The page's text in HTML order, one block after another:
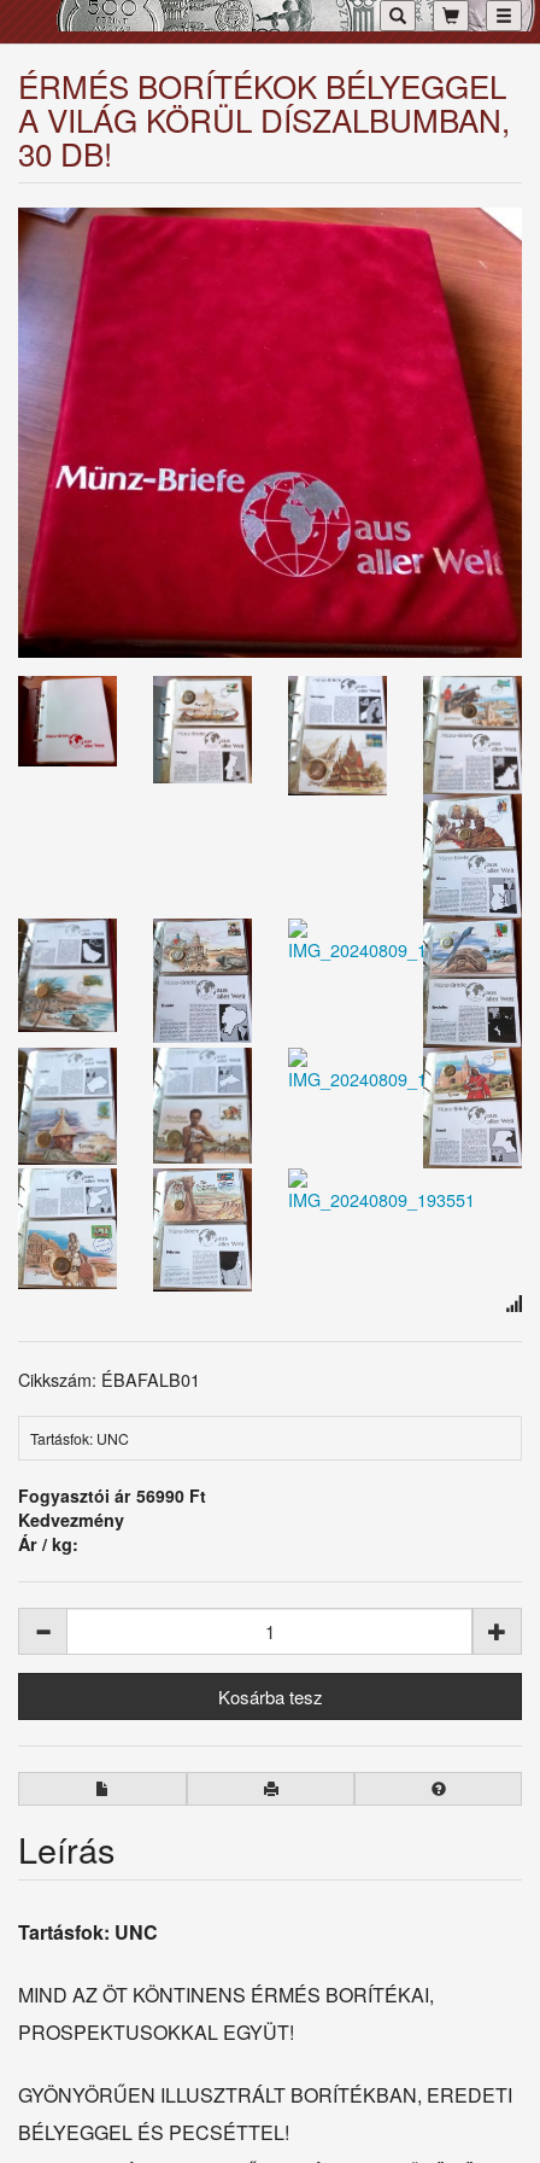
ÉRMÉS BORÍTÉKOK BÉLYEGGEL
A VILÁG KÖRÜL DÍSZALBUMBAN,
30 DB!
Cikkszám: ÉBAFALB01
Tartásfok: UNC
Fogyasztói ár 56990 Ft
Kedvezmény
Ár / kg:
Leírás
Tartásfok: UNC
MIND AZ ÖT KÖNTINENS ÉRMÉS BORÍTÉKAI,
PROSPEKTUSOKKAL EGYÜT!
GYÖNYÖRŰEN ILLUSZTRÁLT BORÍTÉKBAN, EREDETI
BÉLYEGGEL ÉS PECSÉTTEL!